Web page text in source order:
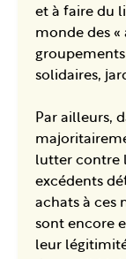
et à faire du
monde des «
groupements
solidaires,
Par ailleurs,
lutter contre
excédents
achats à ces
sont encore
leur